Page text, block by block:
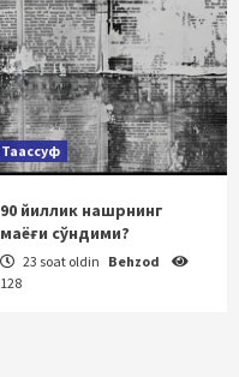
Таассуф
90 йиллик нашрнинг
маёғи сўндими?
23 soat oldin Behzod
128